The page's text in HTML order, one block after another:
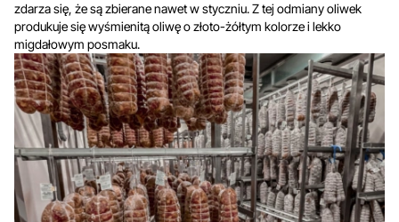
zdarza się, że są zbierane nawet w styczniu. Z tej odmiany oliwek
produkuje się wyśmienitą oliwę o złoto-żółtym kolorze i lekko
migdałowym posmaku.